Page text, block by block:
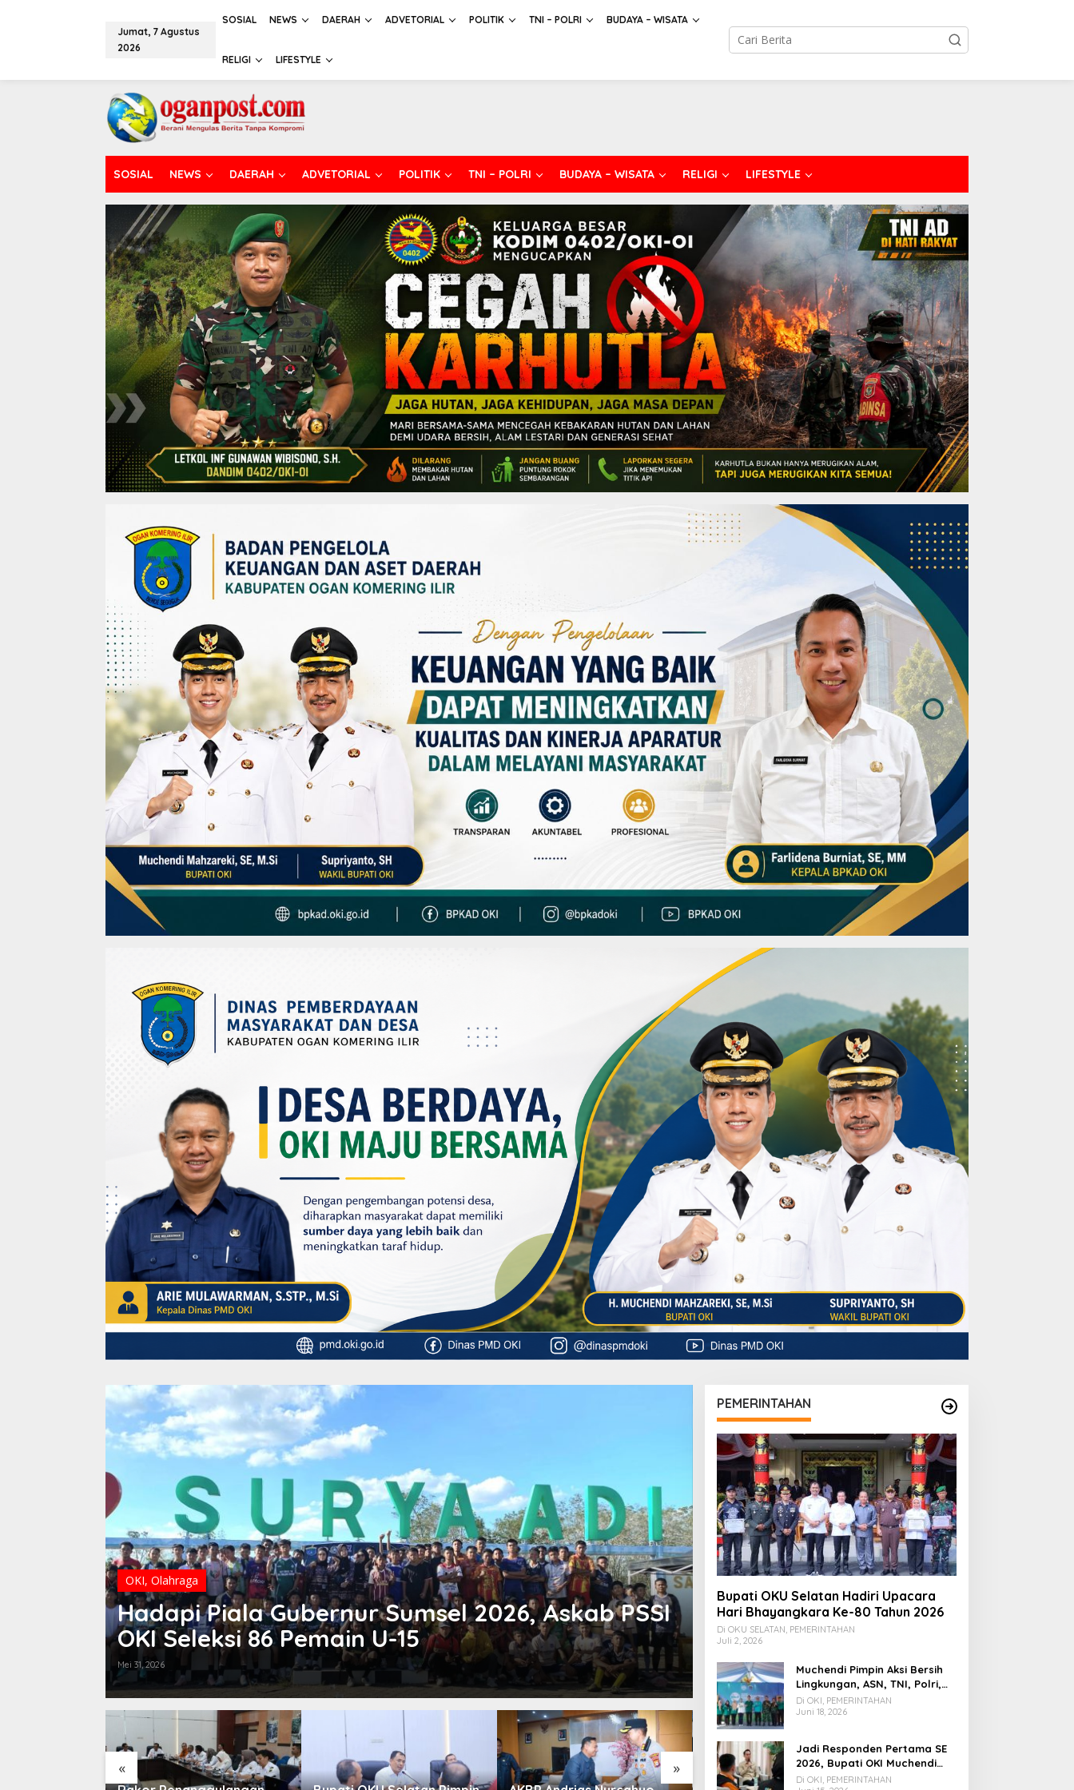
i
Jumat, 7 Agustus
2026
SOSIAL NEWS DAERAH ADVETORIAL POLITIK TNI – POLRI BUDAYA – WISATA
RELIGI LIFESTYLE
SOSIAL NEWS DAERAH ADVETORIAL POLITIK TNI – POLRI BUDAYA – WISATA RELIGI LIFESTYLE
OKI, Olahraga
Hadapi Piala Gubernur Sumsel 2026, Askab PSSI
OKI Seleksi 86 Pemain U-15
Mei 31, 2026
« »
PEMERINTAHAN
Bupati OKU Selatan Hadiri Upacara
Hari Bhayangkara Ke-80 Tahun 2026
Di OKU SELATAN, PEMERINTAHAN
Juli 2, 2026
Muchendi Pimpin Aksi Bersih
Lingkungan, ASN, TNI, Polri,
dan Warga Bergotong
Royong
Di OKI, PEMERINTAHAN
Juni 18, 2026
Jadi Responden Pertama SE
2026, Bupati OKI Muchendi
Ajak Warga Beri Data Benar
Di OKI, PEMERINTAHAN